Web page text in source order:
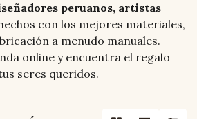
peruanos, artistas
con los mejores materiales,
a menudo manuales.
online y encuentra el regalo
seres queridos.